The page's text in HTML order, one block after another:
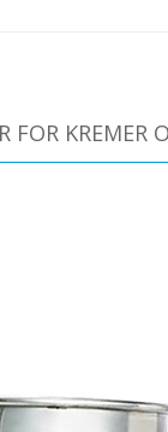
FOR KREMER